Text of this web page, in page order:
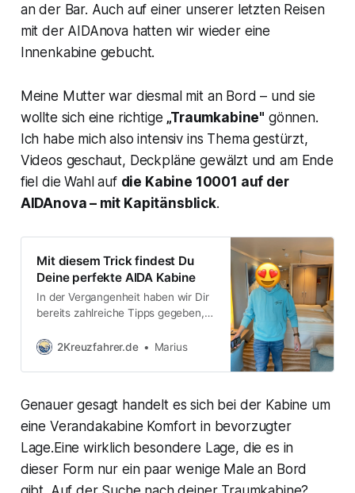
an der Bar. Auch auf einer unserer letzten Reisen
mit der AIDAnova hatten wir wieder eine
Innenkabine gebucht.
Meine Mutter war diesmal mit an Bord – und sie
wollte sich eine richtige „Traumkabine" gönnen.
Ich habe mich also intensiv ins Thema gestürzt,
Videos geschaut, Deckpläne gewälzt und am Ende
fiel die Wahl auf die Kabine 10001 auf der
AIDAnova – mit Kapitänsblick.
Mit diesem Trick findest Du
Deine perfekte AIDA Kabine
In der Vergangenheit haben wir Dir
bereits zahlreiche Tipps gegeben,
finden kannst – ob in Bezug auf
Helligkeit und vieles mehr. Dennoch
die Deckpläne können recht
komplex sein. Aber es gibt eine
einfache Lösung: den AIDA
2Kreuzfahrer.de Marius
Genauer gesagt handelt es sich bei der Kabine um
eine Verandakabine Komfort in bevorzugter
Lage.Eine wirklich besondere Lage, die es in
dieser Form nur ein paar wenige Male an Bord